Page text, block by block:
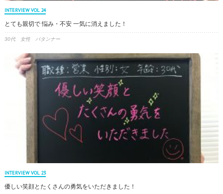
INTERVIEW VOL 24
とても親切で 悩み・不安 一気に消えました！
30代 女性 パタンナー
INTERVIEW VOL 23
優しい笑顔とたくさんの勇気をいただきました！